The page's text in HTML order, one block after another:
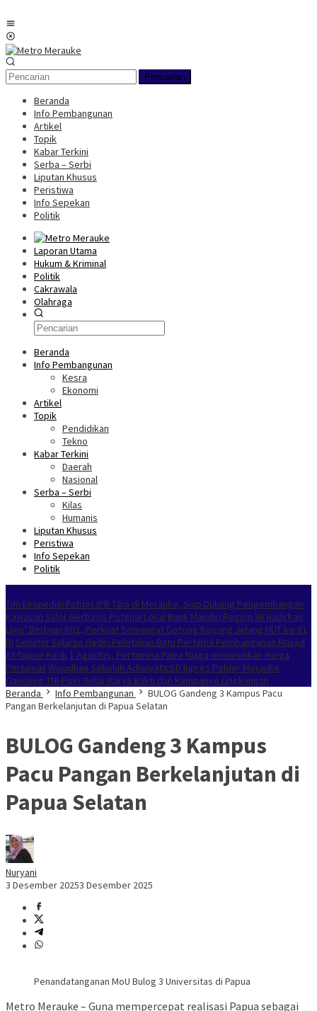
ke
konten
Pencarian
Beranda
Info Pembangunan
Artikel
Topik
Kabar Terkini
Serba – Serbi
Liputan Khusus
Peristiwa
Info Sepekan
Politik
Laporan Utama
Hukum & Kriminal
Politik
Cakrawala
Olahraga
Beranda
Info Pembangunan
Kesra
Ekonomi
Artikel
Topik
Pendidikan
Tekno
Kabar Terkini
Daerah
Nasional
Serba – Serbi
Kilas
Humanis
Liputan Khusus
Peristiwa
Info Sepekan
Politik
Tim Ekspedisi Patriot IPB Tiba di Merauke, Siap Dukung Pengembangan
Kawasan Salor Berbasis Potensi Lokal Bank Mandiri Region XII Hadirkan
Livin’ Berbagi Rp1, Perkuat Semangat Gotong Royong Jelang HUT ke-81
RI Senator Sularso Hadiri Peletakan Batu Pertama Pembangunan Masjid
At-Taqwa Kurik 1 Agustus, Pertamina Patra Niaga menurunkan Harga
PertamaxWujudkan Sekolah Adiwiyata:SD Inpres Polder Merauke
Gandeng TNI-Polri Gelar Karya Bakti dan Kampanye Lingkungan
Beranda
Info Pembangunan
BULOG Gandeng 3 Kampus Pacu
Pangan Berkelanjutan di Papua Selatan
BULOG Gandeng 3 Kampus
Pacu Pangan Berkelanjutan di
Papua Selatan
Nuryani
3 Desember 20253 Desember 2025
Penandatanganan MoU Bulog 3 Universitas di Papua
Metro Merauke – Guna mempercepat realisasi Papua sebagai